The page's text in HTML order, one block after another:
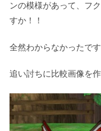
ンの模様があって、フ
すか！！
全然わからなかったです
追い討ちに比較画像を